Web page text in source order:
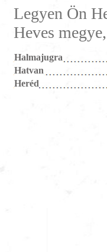
Legyen Ön
Heves
Halmajugra
Hatvan
Heréd